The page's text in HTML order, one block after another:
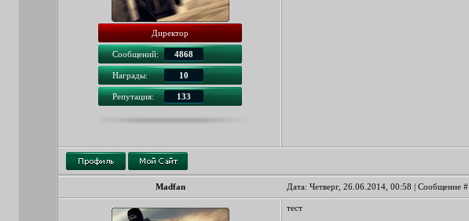
Директор
Сообщений: 4868
Награды: 10
Репутация: 133
Madfan Дата: Четверг, 26.06.2014, 00:58 | Сообщение #
тест